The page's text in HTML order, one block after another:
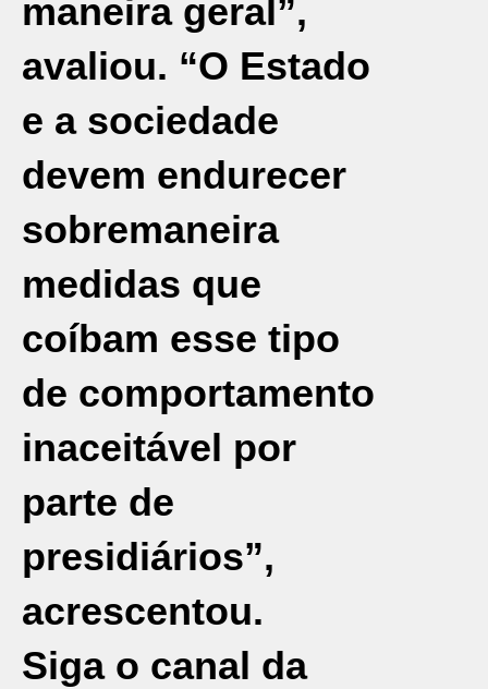
maneira geral”,
avaliou. “O Estado
e a sociedade
devem endurecer
sobremaneira
medidas que
coíbam esse tipo
de comportamento
inaceitável por
parte de
presidiários”,
acrescentou.
Siga o canal da